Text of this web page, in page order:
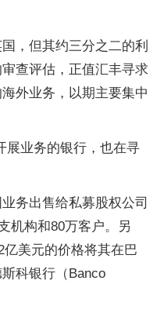
，但其约三分之二的利
查评估，正值汇丰寻求
外业务，以期主要集中
展业务的银行，也在寻
务出售给私募股权公司
机构和80万客户。另
美元的价格将其在巴
科银行（Banco